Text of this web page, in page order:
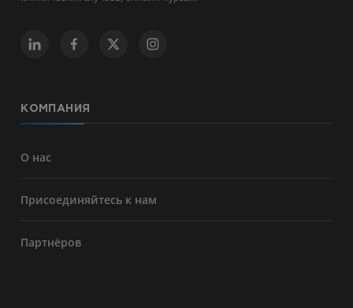
КОМПАНИЯ
О нас
Присоединяйтесь к нам
Партнёров